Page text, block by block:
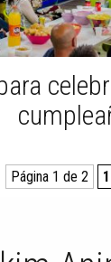
Página 1 de 2 1